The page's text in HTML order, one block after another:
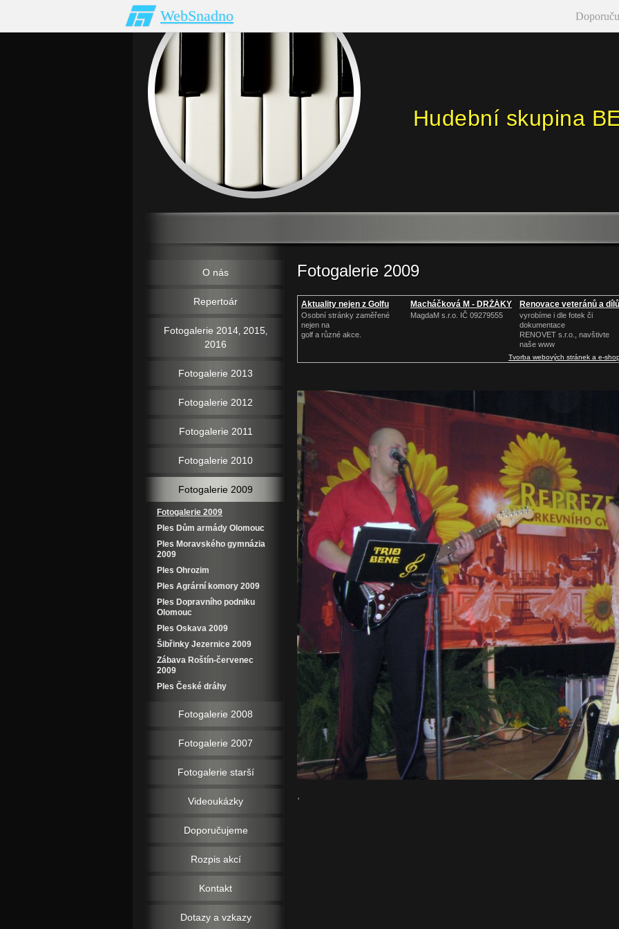
WebSnadno
Hudební skupina
Fotogalerie 2009
Aktuality nejen z Golfu
Osobní stránky zaměřené
nejen na
golf a různé akce.
Macháčková M - DRŽÁKY
MagdaM s.r.o. IČ 09279555
Renovace veteránů a dílů
vyrobíme i dle fotek či
dokumentace
RENOVET s.r.o., navštivte
naše www
Tvorba webových stránek a e-
O nás
Repertoár
Fotogalerie 2014‚ 2015‚
2016
Fotogalerie 2013
Fotogalerie 2012
Fotogalerie 2011
Fotogalerie 2010
Fotogalerie 2009
Fotogalerie 2009
Ples Dům armády Olomouc
Ples Moravského gymnázia
2009
Ples Ohrozim
Ples Agrární komory 2009
Ples Dopravního podniku
Olomouc
Ples Oskava 2009
Šibřinky Jezernice 2009
Zábava Roštín-červenec
2009
Ples České dráhy
Fotogalerie 2008
Fotogalerie 2007
Fotogalerie starší
Videoukázky
Doporučujeme
Rozpis akcí
Kontakt
Dotazy a vzkazy